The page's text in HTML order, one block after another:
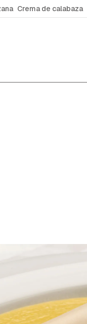
Crema de calabaza